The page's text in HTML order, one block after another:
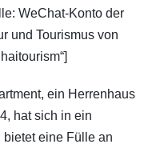
WeChat-Konto der
und Tourismus von
ein Herrenhaus
hat sich in ein
eine Fülle an